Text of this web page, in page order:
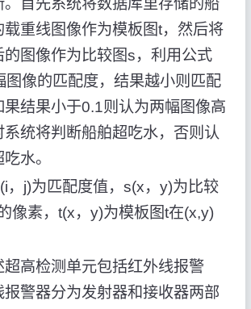
首先系统将数据库里存储的船
载重线图像作为模板图t，然后将
的图像作为比较图s，利用公式
图像的匹配度，结果越小则匹配
结果小于0.1则认为两幅图像高
系统将判断船舶超吃水，否则认
水。
，j)为匹配度值，s(x，y)为比较
像素，t(x，y)为模板图t在(x,y)
超高检测单元包括红外线报警
警器分为发射器和接收器两部